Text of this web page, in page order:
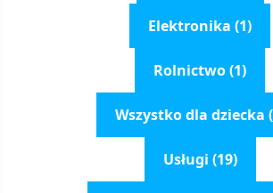
Elektronika (1)
Rolnictwo (1)
Wszystko dla dziecka
Usługi (19)